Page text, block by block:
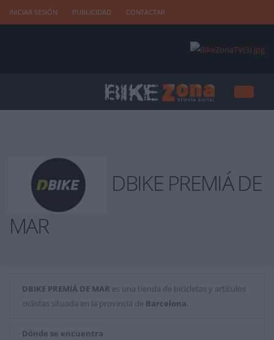
INICIAR SESIÓN PUBLICIDAD CONTACTAR
DBIKE PREMIÁ DE
MAR
DBIKE PREMIÁ DE MAR es una tienda de bicicletas y artículos
ciclistas situada en la provincia de Barcelona.
Dónde se encuentra